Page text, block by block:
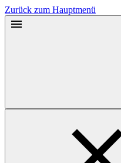
Zurück zum Hauptmenü